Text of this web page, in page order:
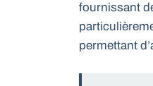
fournissant
permettant